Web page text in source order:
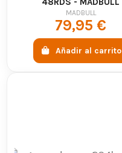
MADBULL
79,95 €
Añadir al carrito